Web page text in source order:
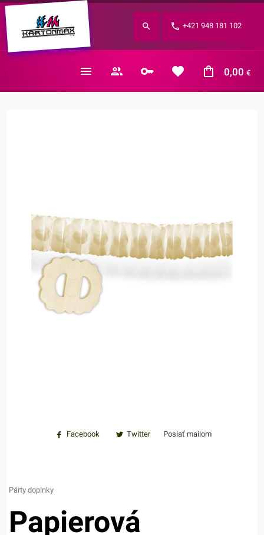
+421 948 181 102
0,00 €
Zabudnuté heslo?
E-mail
Facebook Twitter Poslať mailom
Párty doplnky
Papierová